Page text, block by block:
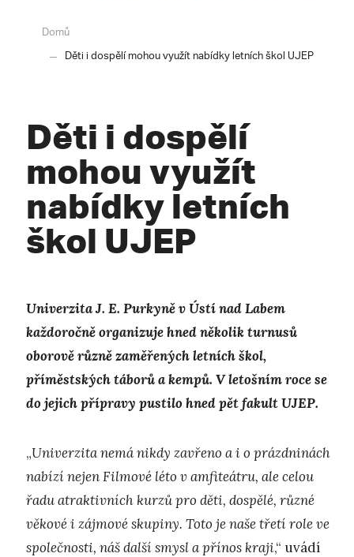
Domů
Děti i dospělí mohou využít nabídky letních škol UJEP
Děti i dospělí
mohou využít
nabídky letních
škol UJEP
Univerzita J. E. Purkyně v Ústí nad Labem
každoročně organizuje hned několik turnusů
oborově různě zaměřených letních škol,
příměstských táborů a kempů. V letošním roce se
do jejich přípravy pustilo hned pět fakult UJEP.
„Univerzita nemá nikdy zavřeno a i o prázdninách
nabízí nejen Filmové léto v amfiteátru, ale celou
řadu atraktivních kurzů pro děti, dospělé, různé
věkové i zájmové skupiny. Toto je naše třetí role ve
společnosti, náš další smysl a přínos kraji,“ uvádí